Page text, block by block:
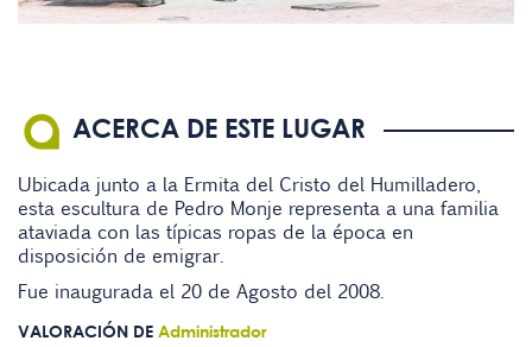
ACERCA DE ESTE LUGAR
Ubicada junto a la Ermita del Cristo del Humilladero,
esta escultura de Pedro Monje representa a una familia
ataviada con las típicas ropas de la época en
disposición de emigrar.
Fue inaugurada el 20 de Agosto del 2008.
VALORACIÓN DE Administrador